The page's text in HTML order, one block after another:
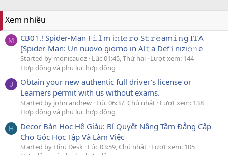
Xem nhiều
M
CB01.! Spider-Man F𝚒𝚕m i𝚗t𝚎𝚛o S𝚝𝚛𝚎am𝚒𝚗g I𝚃A
[Spider-Man: Un nuovo giorno in Al𝚝a Def𝚒nizi𝚘𝚗e
Started by monicauoz Lúc 01:45, Thứ hai Lượt xem: 144
Hợp đồng và phụ lục hợp đồng
J
Obtain your new authentic full driver's license or
Learners permit with us without exams.
Started by john andrew Lúc 06:37, Chủ nhật Lượt xem: 138
Hợp đồng và phụ lục hợp đồng
H
Decor Bàn Học Hệ Giàu: Bí Quyết Nâng Tầm Đẳng Cấp
Cho Góc Học Tập Và Làm Việc
Started by Hiru Desk Lúc 03:59, Chủ nhật Lượt xem: 105